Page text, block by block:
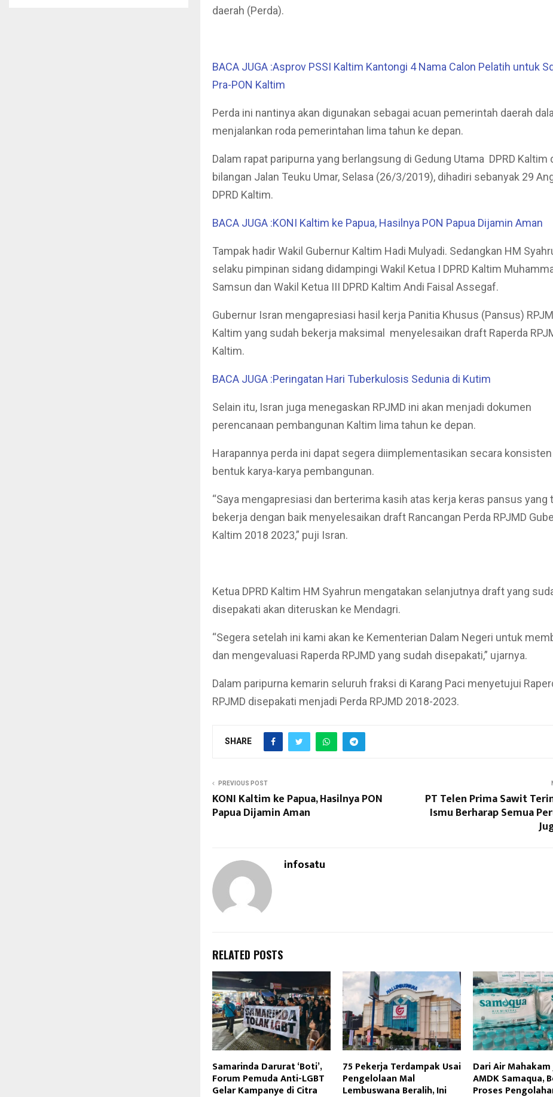
daerah (Perda).
BACA JUGA :Asprov PSSI Kaltim Kantongi 4 Nama Calon Pelatih untuk
Pra-PON Kaltim
Perda ini nantinya akan digunakan sebagai acuan pemerintah daerah
menjalankan roda pemerintahan lima tahun ke depan.
Dalam rapat paripurna yang berlangsung di Gedung Utama DPRD Kaltim
bilangan Jalan Teuku Umar, Selasa (26/3/2019), dihadiri sebanyak 29
DPRD Kaltim.
BACA JUGA :KONI Kaltim ke Papua, Hasilnya PON Papua Dijamin Aman
Tampak hadir Wakil Gubernur Kaltim Hadi Mulyadi. Sedangkan HM
selaku pimpinan sidang didampingi Wakil Ketua I DPRD Kaltim
Samsun dan Wakil Ketua III DPRD Kaltim Andi Faisal Assegaf.
Gubernur Isran mengapresiasi hasil kerja Panitia Khusus (Pansus)
Kaltim yang sudah bekerja maksimal menyelesaikan draft Raperda
Kaltim.
BACA JUGA :Peringatan Hari Tuberkulosis Sedunia di Kutim
Selain itu, Isran juga menegaskan RPJMD ini akan menjadi dokumen
perencanaan pembangunan Kaltim lima tahun ke depan.
Harapannya perda ini dapat segera diimplementasikan secara
bentuk karya-karya pembangunan.
“Saya mengapresiasi dan berterima kasih atas kerja keras pansus yang
bekerja dengan baik menyelesaikan draft Rancangan Perda RPJMD
Kaltim 2018 2023,” puji Isran.
Ketua DPRD Kaltim HM Syahrun mengatakan selanjutnya draft yang
disepakati akan diteruskan ke Mendagri.
“Segera setelah ini kami akan ke Kementerian Dalam Negeri untuk
dan mengevaluasi Raperda RPJMD yang sudah disepakati,” ujarnya.
Dalam paripurna kemarin seluruh fraksi di Karang Paci menyetujui
RPJMD disepakati menjadi Perda RPJMD 2018-2023.
SHARE
PREVIOUS POST
KONI Kaltim ke Papua, Hasilnya PON
Papua Dijamin Aman
PT Telen Prima Sawit
Ismu Berharap Semua
infosatu
RELATED POSTS
Samarinda Darurat ‘Boti’,
Forum Pemuda Anti-LGBT
Gelar Kampanye di Citra
75 Pekerja Terdampak Usai
Pengelolaan Mal
Lembuswana Beralih, Ini
Dari Air Mahakam
AMDK Samaqua,
Proses